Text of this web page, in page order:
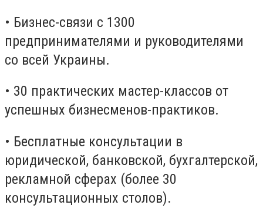
• Бизнес-связи с 1300
предпринимателями и руководителями
со всей Украины.
• 30 практических мастер-классов от
успешных бизнесменов-практиков.
• Бесплатные консультации в
юридической, банковской, бухгалтерской,
рекламной сферах (более 30
консультационных столов).